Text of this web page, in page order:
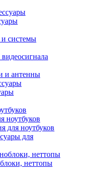
системы
и антенны
ноутбуков
для ноутбуков
для
неттопы